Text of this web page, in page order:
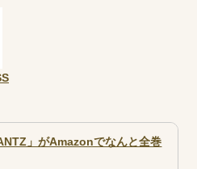
」がAmazonでなんと全巻